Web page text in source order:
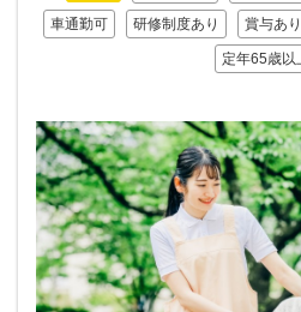
車通勤可 研修制度あり 賞与あり
定年65歳以